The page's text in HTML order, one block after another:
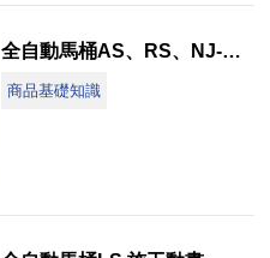
全自動馬桶AS、RS、NJ-停電對應
商品基礎知識